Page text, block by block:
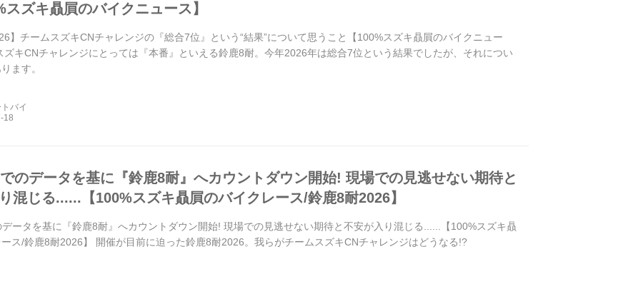
スズキ贔屓のバイクニュース】
】チームスズキCNチャレンジの『総合7位』という“結果”について思うこと【100%スズキ贔屓のバイクニュー
ズキCNチャレンジにとっては『本番』といえる鈴鹿8耐。今年2026年は総合7位という結果でしたが、それについ
ます。
バイ
のデータを基に『鈴鹿8耐』へカウントダウン開始! 現場での見逃せない期待と
混じる......【100%スズキ贔屓のバイクレース/鈴鹿8耐2026】
ータを基に『鈴鹿8耐』へカウントダウン開始! 現場での見逃せない期待と不安が入り混じる......【100%スズキ贔
ス/鈴鹿8耐2026】 開催が目前に迫った鈴鹿8耐2026。我らがチームスズキCNチャレンジはどうなる!?